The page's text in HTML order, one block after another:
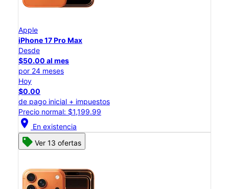
Apple
iPhone 17 Pro Max
Desde
$50.00 al mes
por 24 meses
Hoy
$0.00
de pago inicial + impuestos
Precio normal: $1,199.99
location_on En existencia
Ver 13 ofertas